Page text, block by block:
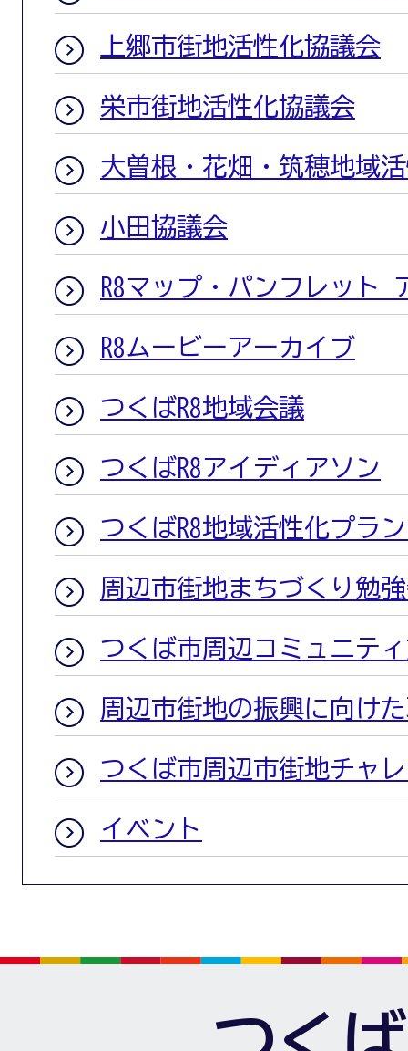
上郷市街地活性化協議会
栄市街地活性化協議会
大曽根・花畑・筑穂地域
小田協議会
R8マップ・パンフレット
R8ムービーアーカイブ
つくばR8地域会議
つくばR8アイディアソン
つくばR8地域活性化プラ
周辺市街地まちづくり勉
つくば市周辺コミュニテ
周辺市街地の振興に向け
つくば市周辺市街地チャ
イベント